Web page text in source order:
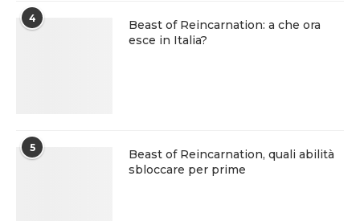
4
Beast of Reincarnation: a che ora
esce in Italia?
5
Beast of Reincarnation, quali abilità
sbloccare per prime